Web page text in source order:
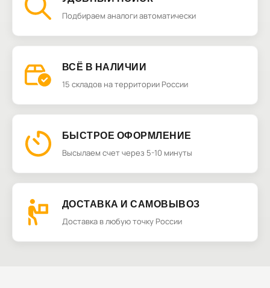
Подбираем аналоги автоматически
ВСЁ В НАЛИЧИИ
15 складов на территории России
БЫСТРОЕ ОФОРМЛЕНИЕ
Высылаем счет через 5-10 минуты
ДОСТАВКА И САМОВЫВОЗ
Доставка в любую точку России